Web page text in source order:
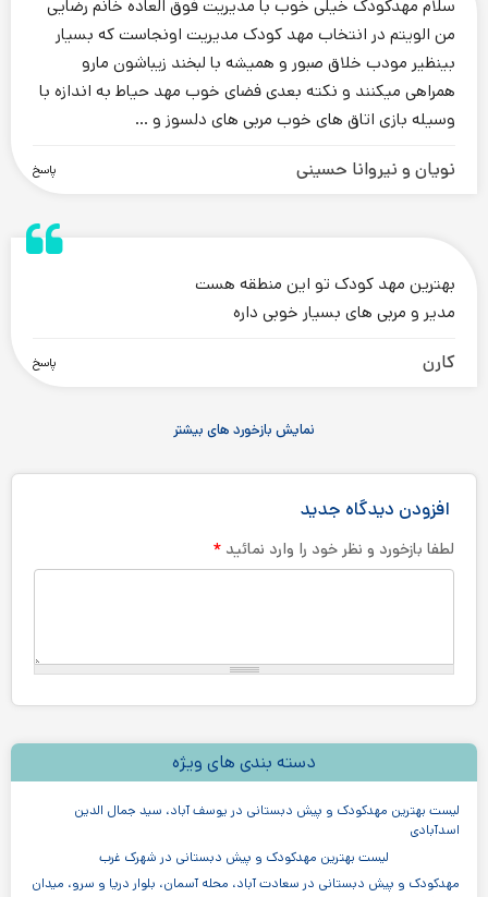
پاسخ
.
سلام مهدکودک خیلی خوب با مدیریت فوق العاده خانم رضایی
من الویتم در انتخاب مهد کودک مدیریت اونجاست که بسیار
بینظیر مودب خلاق صبور و همیشه با لبخند زیباشون مارو
همراهی میکنند و نکته بعدی فضای خوب مهد حیاط به اندازه با
وسیله بازی اتاق های خوب مربی های دلسوز و …
نویان و نیروانا حسینی
پاسخ
بهترین مهد کودک تو این منطقه هست
مدیر و مربی های بسیار خوبی داره
کارن
نمایش بازخورد های بیشتر
افزودن دیدگاه جدید
لطفا بازخورد و نظر خود را وارد نمائید *
دسته بندی های ویژه
لیست بهترین مهدکودک و پیش دبستانی در یوسف آباد، سید جمال الدین
اسدآبادی
لیست بهترین مهدکودک و پیش دبستانی در شهرک غرب
مهدکودک و پیش دبستانی در سعادت آباد، محله آسمان، بلوار دریا و سرو، میدان